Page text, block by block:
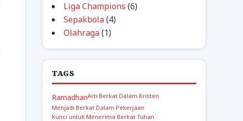
Liga Champions (6)
Sepakbola(4)
Olahraga(1)
TAGS
RamadhanArti Berkat Dalam Kristen
Menjadi Berkat Dalam Pekerjaan
Kunci untuk Menerima Berkat Tuhan